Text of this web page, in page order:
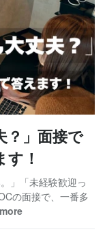
？」面接で
！
」「未経験歓迎っ
の面接で、一番多